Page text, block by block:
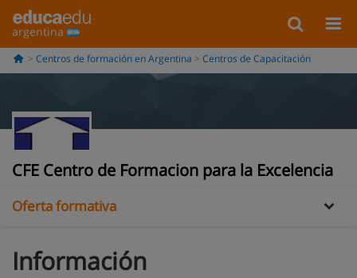
argentina
Centros de formación en Argentina Centros de Capacitación
CFE Centro de Formacion para la Excelencia
Información
Opiniones
Oferta formativa
Información